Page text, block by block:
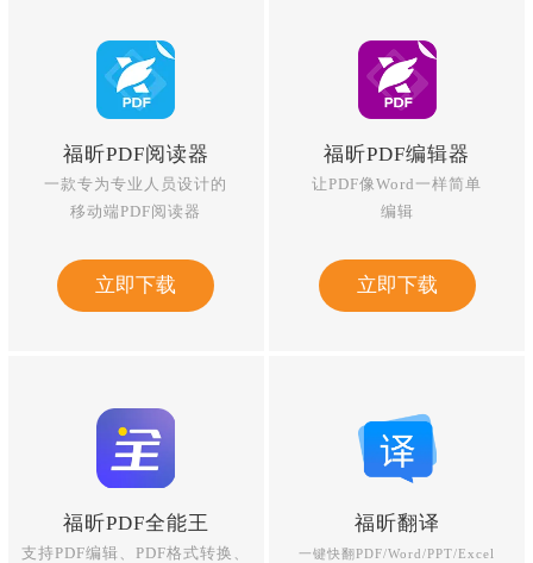
福昕PDF阅读器
一款专为专业人员设计的
移动端PDF阅读器
立即下载
福昕PDF编辑器
让PDF像Word一样简单
编辑
立即下载
福昕PDF全能王
支持PDF编辑、PDF格式转换、
福昕翻译
一键快翻PDF/Word/PPT/Excel